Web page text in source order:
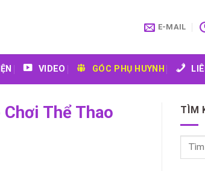
E-MAIL
VIDEO GÓC PHỤ HUYNH
Thể Thao
TÌM